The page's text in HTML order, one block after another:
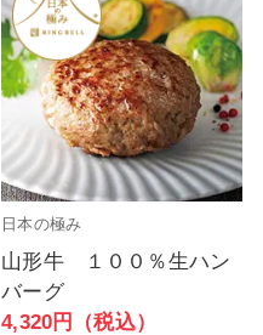
日本の極み
山形牛 １００％生ハン
バーグ
4,320円（税込）